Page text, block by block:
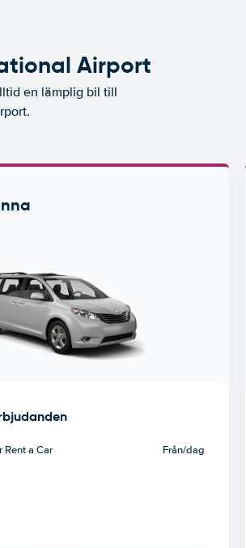
Airport
en lämplig bil till
Rent a Car Från/dag